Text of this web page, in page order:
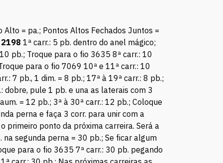
Alto = pa.; Pontos Altos Fechados Juntos =
1ª carr.: 5 pb. dentro do anel mágico;
pb.; Troque para o fio 3635 8ª carr.: 10
para o fio 7069 10ª e 11ª carr.: 10
7 pb., 1 dim. = 8 pb.; 17ª à 19ª carr.: 8 pb.;
dobre, pule 1 pb. e una as laterais com 3
= 12 pb.; 3ª à 30ª carr.: 12 pb.; Coloque
perna e faça 3 corr. para unir com a
primeiro ponto da próxima carreira. Será a
segunda perna = 30 pb.; Se ficar algum
para o fio 3635 7ª carr.: 30 pb. pegando